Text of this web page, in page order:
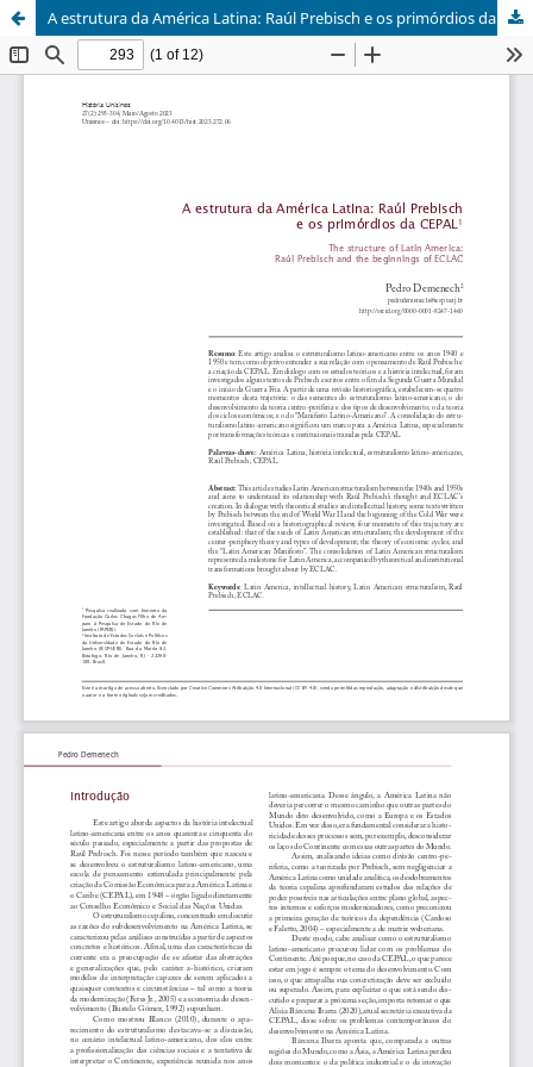
A estrutura da América Latina: Raúl Prebisch e os primórdios da CEPAL